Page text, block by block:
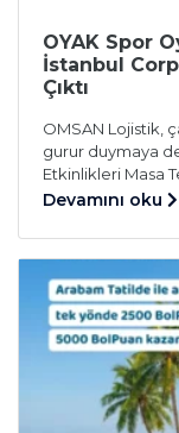
OYAK Spor
İstanbul
Çıktı
OMSAN Lojistik,
gurur duymaya
Etkinlikleri Masa
Türkiye’nin önde
daha adından
gerçekleştirilen
Grubu ve
Devamını oku